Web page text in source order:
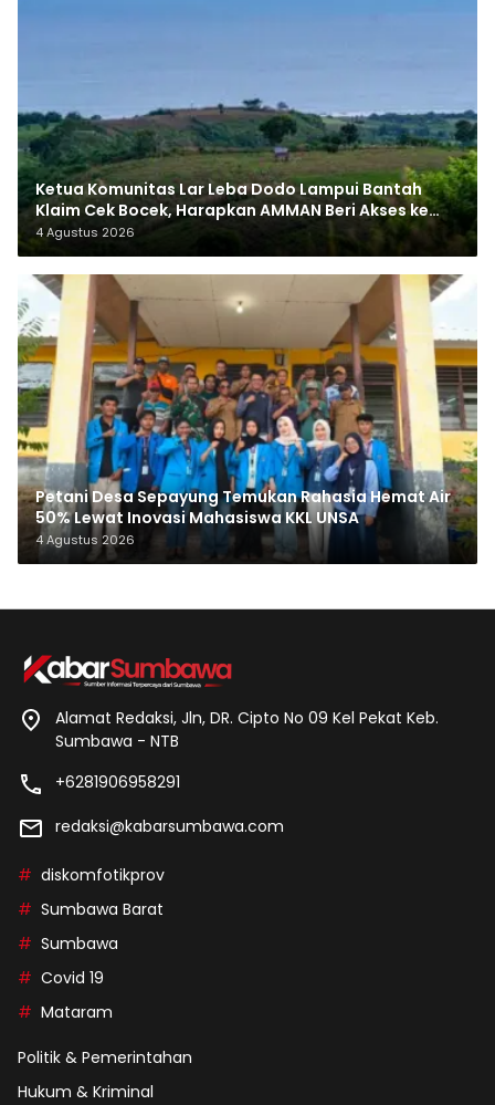
Ketua Komunitas Lar Leba Dodo Lampui Bantah
Klaim Cek Bocek, Harapkan AMMAN Beri Akses ke
Makam Leluhur
4 Agustus 2026
Petani Desa Sepayung Temukan Rahasia Hemat Air
50% Lewat Inovasi Mahasiswa KKL UNSA
4 Agustus 2026
Alamat Redaksi, Jln, DR. Cipto No 09 Kel Pekat Keb.
Sumbawa - NTB
+6281906958291
redaksi@kabarsumbawa.com
diskomfotikprov
Sumbawa Barat
Sumbawa
Covid 19
Mataram
Politik & Pemerintahan
Hukum & Kriminal